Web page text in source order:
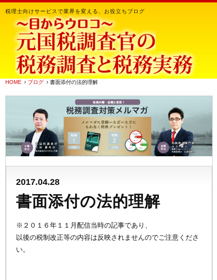
税理士向けサービスで業界を変える、お役立ちブログ
HOME › ブログ › 書面添付の法的理解
2017.04.28
書面添付の法的理解
※２０１６年１１月配信当時の記事であり、
以後の税制改正等の内容は反映されませんのでご注意くださ
い。